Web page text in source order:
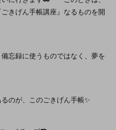
きげん手帳講座』なるものを開
忘録に使うものではなく、夢を
のが、このごきげん手帳✨